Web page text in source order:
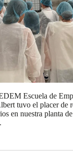
Escuela de
tuvo el placer de
en nuestra planta